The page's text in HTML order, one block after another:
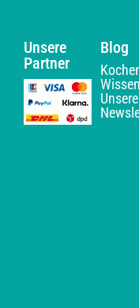
Unsere
Partner
Blog
Wissen